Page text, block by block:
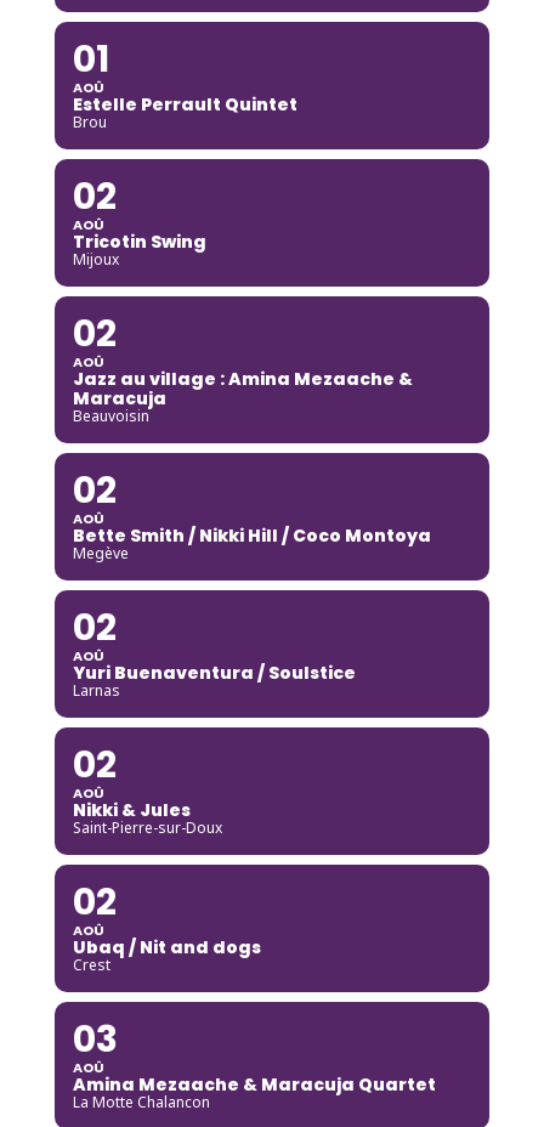
01
AOÛ
Estelle Perrault Quintet
Brou
02
AOÛ
Tricotin Swing
Mijoux
02
AOÛ
Jazz au village : Amina Mezaache &
Maracuja
Beauvoisin
02
AOÛ
Bette Smith / Nikki Hill / Coco Montoya
Megève
02
AOÛ
Yuri Buenaventura / Soulstice
Larnas
02
AOÛ
Nikki & Jules
Saint-Pierre-sur-Doux
02
AOÛ
Ubaq / Nit and dogs
Crest
03
AOÛ
Amina Mezaache & Maracuja Quartet
La Motte Chalancon